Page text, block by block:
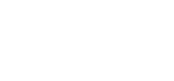
Nagrajeni dijaki so